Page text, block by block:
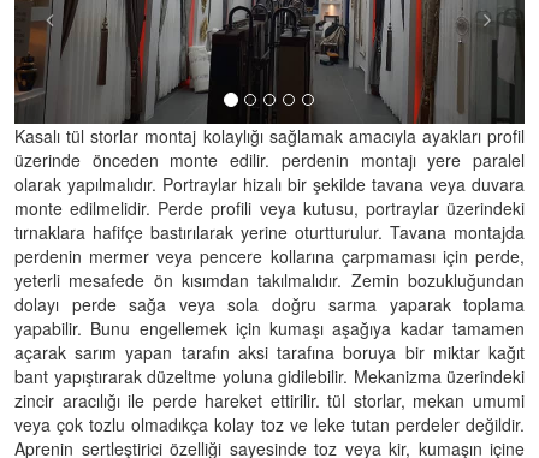
Kasalı tül storlar montaj kolaylığı sağlamak amacıyla ayakları profil
üzerinde önceden monte edilir. perdenin montajı yere paralel
olarak yapılmalıdır. Portraylar hizalı bir şekilde tavana veya duvara
monte edilmelidir. Perde profili veya kutusu, portraylar üzerindeki
tırnaklara hafifçe bastırılarak yerine oturtturulur. Tavana montajda
perdenin mermer veya pencere kollarına çarpmaması için perde,
yeterli mesafede ön kısımdan takılmalıdır. Zemin bozukluğundan
dolayı perde sağa veya sola doğru sarma yaparak toplama
yapabilir. Bunu engellemek için kumaşı aşağıya kadar tamamen
açarak sarım yapan tarafın aksi tarafına boruya bir miktar kağıt
bant yapıştırarak düzeltme yoluna gidilebilir. Mekanizma üzerindeki
zincir aracılığı ile perde hareket ettirilir. tül storlar, mekan umumi
veya çok tozlu olmadıkça kolay toz ve leke tutan perdeler değildir.
Aprenin sertleştirici özelliği sayesinde toz veya kir, kumaşın içine